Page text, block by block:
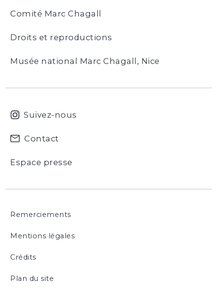
Comité Marc Chagall
Droits et reproductions
Musée national Marc Chagall, Nice
Suivez-nous
Contact
Espace presse
Remerciements
Mentions légales
Crédits
Plan du site